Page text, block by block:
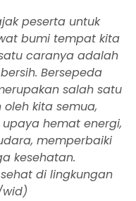
peserta untuk
bumi tempat kita
caranya adalah
Bersepeda
salah satu
kita semua,
hemat energi,
memperbaiki
kesehatan.
di lingkungan
wid)